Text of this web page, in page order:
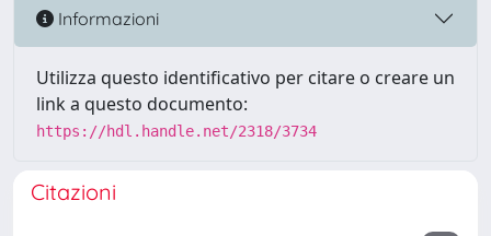
Informazioni
Utilizza questo identificativo per citare o creare un
link a questo documento:
https://hdl.handle.net/2318/3734
Citazioni